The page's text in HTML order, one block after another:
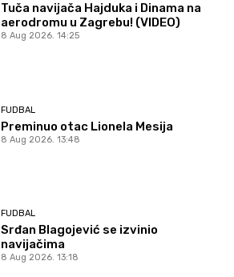
Tuča navijača Hajduka i Dinama na
aerodromu u Zagrebu! (VIDEO)
8 Aug 2026. 14:25
FUDBAL
Preminuo otac Lionela Mesija
8 Aug 2026. 13:48
FUDBAL
Srđan Blagojević se izvinio
navijačima
8 Aug 2026. 13:18